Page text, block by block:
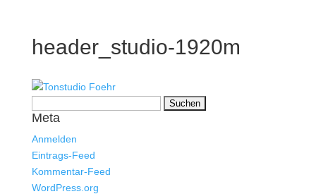
header_studio-1920m
nach:
Meta
Anmelden
Eintrags-Feed
Kommentar-Feed
WordPress.org